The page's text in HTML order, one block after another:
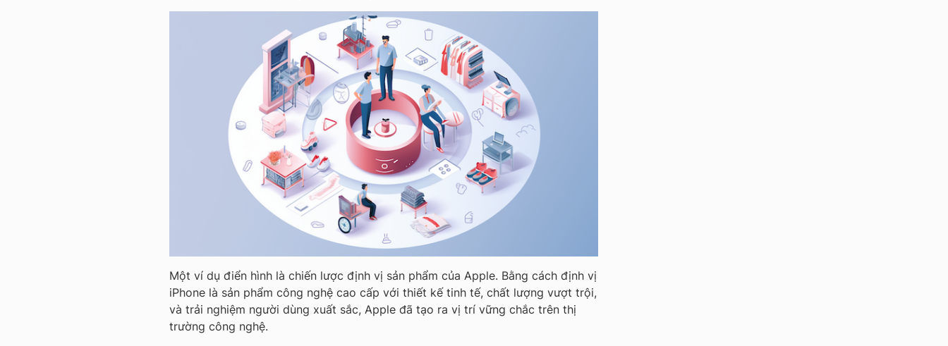
Một ví dụ điển hình là chiến lược định vị sản phẩm của Apple. Bằng cách định vị
iPhone là sản phẩm công nghệ cao cấp với thiết kế tinh tế, chất lượng vượt trội,
và trải nghiệm người dùng xuất sắc, Apple đã tạo ra vị trí vững chắc trên thị
trường công nghệ.